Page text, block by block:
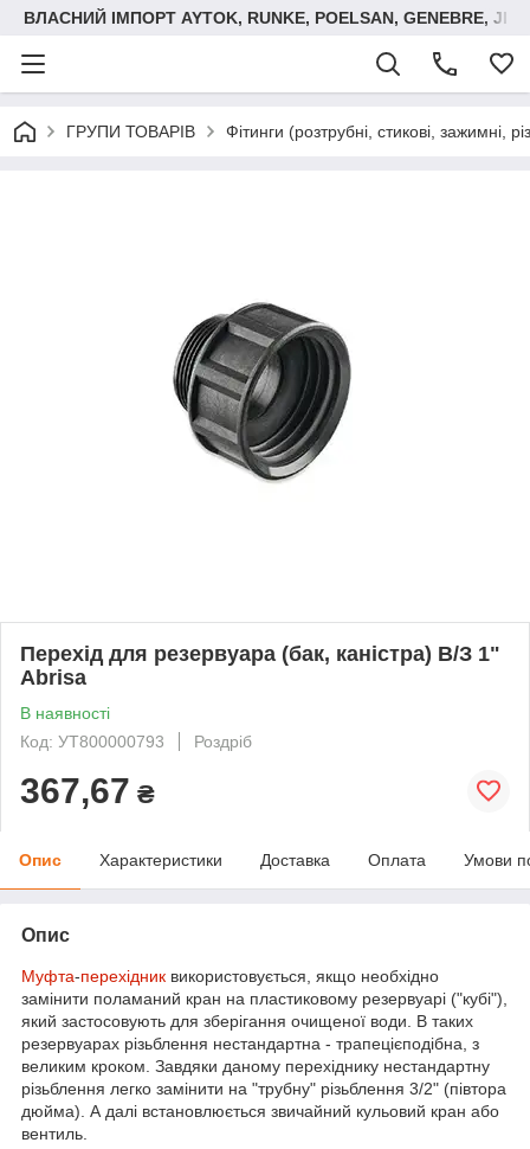
ВЛАСНИЙ ІМПОРТ AYTOK, RUNKE, POELSAN, GENEBRE,
ГРУПИ ТОВАРІВ Фітинги (розтрубні, стикові, зажимні,
Перехід для резервуара (бак, каністра) В/З 1"
Abrisa
В наявності
Код: УТ800000793
Роздріб
367,67 ₴
Опис Характеристики Доставка Оплата Умови
Опис
Муфта-перехідник використовується, якщо необхідно
замінити поламаний кран на пластиковому резервуарі ("кубі"),
який застосовують для зберігання очищеної води. В таких
резервуарах різьблення нестандартна - трапецієподібна, з
великим кроком. Завдяки даному перехіднику нестандартну
різьблення легко замінити на "трубну" різьблення 3/2" (півтора
дюйма). А далі встановлюється звичайний кульовий кран або
вентиль.